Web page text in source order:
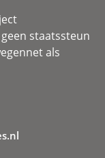
staatssteun
als